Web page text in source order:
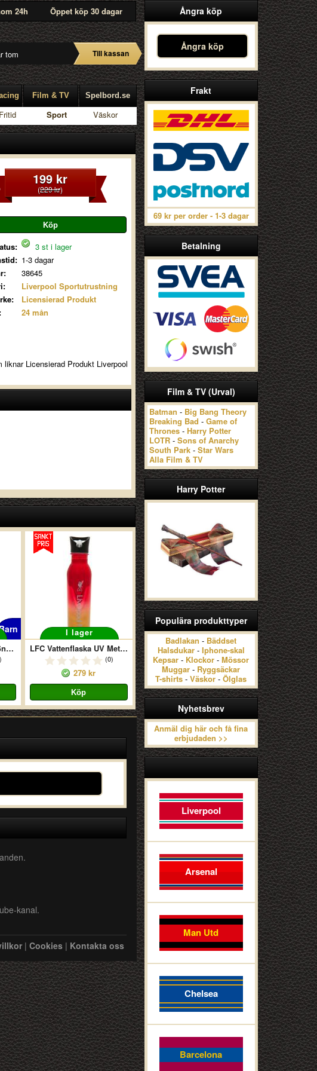
24h Öppet köp 30 dagar
tom Till kassan
Film & TV Spelbord.se
Fritid Sport Väskor
Ångra köp
Ångra köp
Frakt
69 kr per order - 1-3 dagar
Betalning
Film & TV (Urval)
Batman - Big Bang Theory
Breaking Bad - Game of
Thrones- Harry Potter
LOTR- Sons of Anarchy
South Park- Star Wars
Alla Film & TV
Harry Potter
Populära produkttyper
Badlakan - Bäddset
Halsdukar- Iphone-skal
Kepsar - Klockor - Mössor
Muggar - Ryggsäckar
T-shirts - Väskor - Ölglas
Nyhetsbrev
Anmäl dig här och få fina
erbjudaden >>
Liverpool
Arsenal
Man Utd
Chelsea
Barcelona
199 kr
(229 kr)
3 st i lager
1-3 dagar
38645
Liverpool Sportutrustning
Licensierad Produkt
24 mån
liknar Licensierad Produkt Liverpool
LFC Junior Flaska & Snack Pot
I lager
LFC Vattenflaska UV Metallic
(0)
279 kr
kanal.
| Cookies| Kontakta oss